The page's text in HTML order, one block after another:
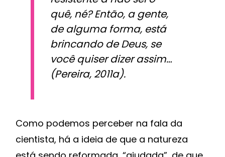
quê, né? Então, a gente,
de alguma forma, está
brincando de Deus, se
você quiser dizer assim…
(Pereira, 2011a).
Como podemos perceber na fala da
cientista, há a ideia de que a natureza